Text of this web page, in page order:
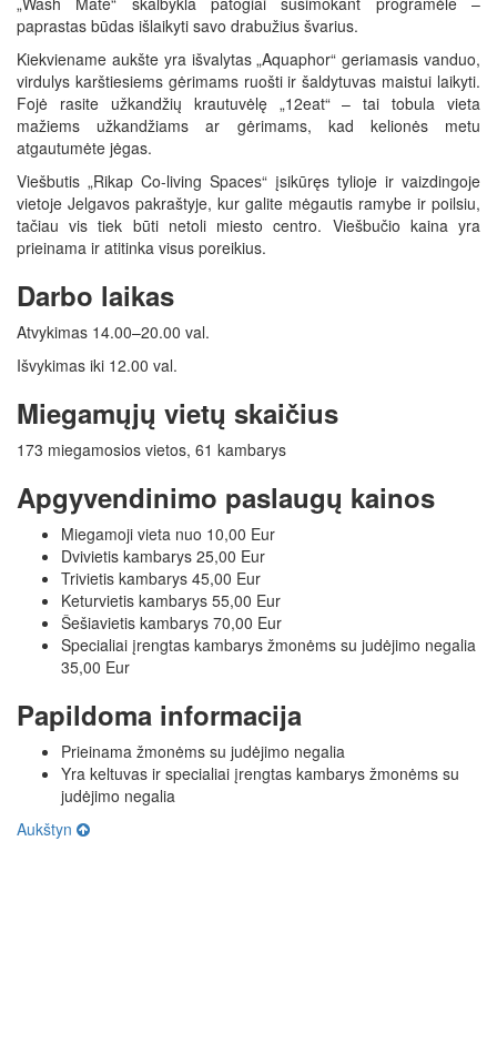
paprastas būdas išlaikyti savo drabužius švarius.
Kiekviename aukšte yra išvalytas „Aquaphor“ geriamasis vanduo,
virdulys karštiesiems gėrimams ruošti ir šaldytuvas maistui laikyti.
Fojė rasite užkandžių krautuvėlę „12eat“ – tai tobula vieta
mažiems užkandžiams ar gėrimams, kad kelionės metu
atgautumėte jėgas.
Viešbutis „Rikap Co-living Spaces“ įsikūręs tylioje ir vaizdingoje
vietoje Jelgavos pakraštyje, kur galite mėgautis ramybe ir poilsiu,
tačiau vis tiek būti netoli miesto centro. Viešbučio kaina yra
prieinama ir atitinka visus poreikius.
Darbo laikas
Atvykimas 14.00–20.00 val.
Išvykimas iki 12.00 val.
Miegamųjų vietų skaičius
173 miegamosios vietos, 61 kambarys
Apgyvendinimo paslaugų kainos
Miegamoji vieta nuo 10,00 Eur
Dvivietis kambarys 25,00 Eur
Trivietis kambarys 45,00 Eur
Keturvietis kambarys 55,00 Eur
Šešiavietis kambarys 70,00 Eur
Specialiai įrengtas kambarys žmonėms su judėjimo negalia
35,00 Eur
Papildoma informacija
Prieinama žmonėms su judėjimo negalia
Yra keltuvas ir specialiai įrengtas kambarys žmonėms su
judėjimo negalia
Aukštyn